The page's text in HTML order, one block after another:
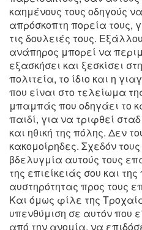
καημένους τους οδηγούς
απρόσκοπτη πορεία τους,
τις δουλειές τους.
ανάπηρος μπορεί να
εξασκήσει και ξεσκίσει
πολιτεία, το ίδιο και η
που είναι στο τελείωμα
μπαμπάς που οδηγάει το
παιδί, για να τριφθεί
και ηθική της πόλης. Δεν
κακομοίρηδες. Σχεδόν τους
βδελυγμία αυτούς τους
της επιείκειάς σου και
αυστηρότητας προς τους
Και όμως φίλε της
υπενθύμιση σε αυτόν που
από την ανομία, να